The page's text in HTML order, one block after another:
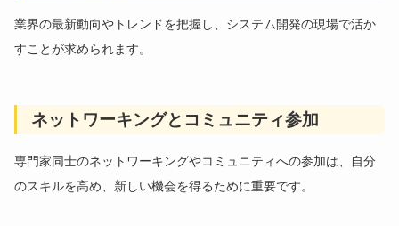
業界の最新動向やトレンドを把握し、システム開発の現場で活か
すことが求められます。
ネットワーキングとコミュニティ参加
専門家同士のネットワーキングやコミュニティへの参加は、自分
のスキルを高め、新しい機会を得るために重要です。